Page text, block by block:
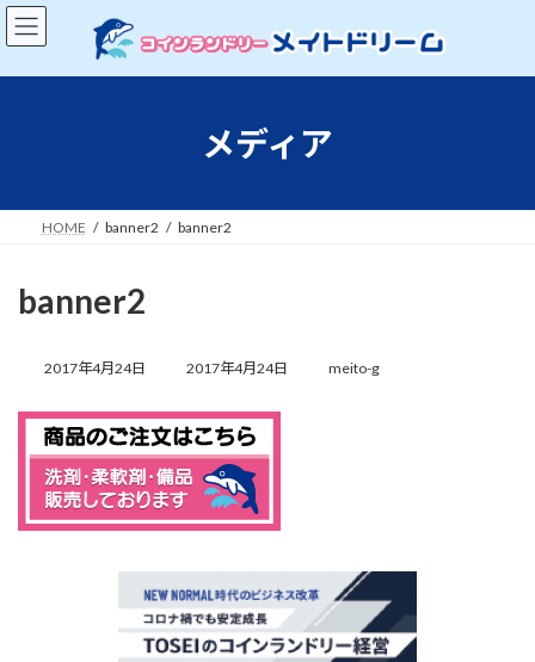
コ
ン
ン
ナ
ビ
ー
メディア
HOME banner2 banner2
banner2
2017年4月24日
終
新
日
時
:
2017年4月24日 meito-g